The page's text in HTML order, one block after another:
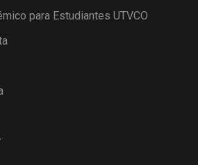
para Estudiantes UTVCO